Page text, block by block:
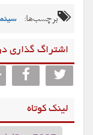
برچسب‌ها:
اشتراگ گذاری
لینک کوتاه